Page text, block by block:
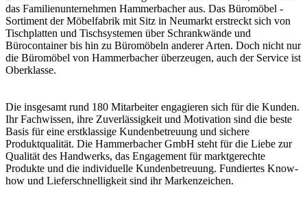
das Familienunternehmen Hammerbacher aus. Das Büromöbel -
Sortiment der Möbelfabrik mit Sitz in Neumarkt erstreckt sich von
Tischplatten und Tischsystemen über Schrankwände und
Bürocontainer bis hin zu Büromöbeln anderer Arten. Doch nicht nur
die Büromöbel von Hammerbacher überzeugen, auch der Service ist
Oberklasse.
Die insgesamt rund 180 Mitarbeiter engagieren sich für die Kunden.
Ihr Fachwissen, ihre Zuverlässigkeit und Motivation sind die beste
Basis für eine erstklassige Kundenbetreuung und sichere
Produktqualität. Die Hammerbacher GmbH steht für die Liebe zur
Qualität des Handwerks, das Engagement für marktgerechte
Produkte und die individuelle Kundenbetreuung. Fundiertes Know-
how und Lieferschnelligkeit sind ihr Markenzeichen.